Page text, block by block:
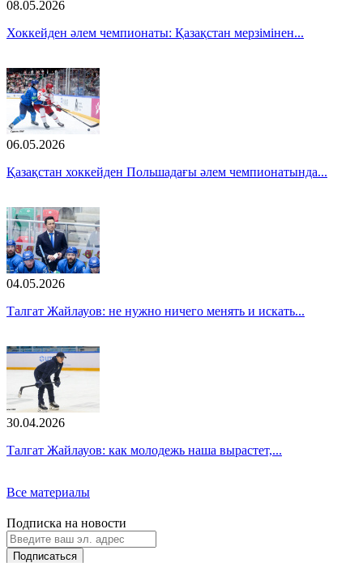
08.05.2026
Хоккейден әлем чемпионаты: Қазақстан мерзімінен...
06.05.2026
Қазақстан хоккейден Польшадағы әлем чемпионатында...
04.05.2026
Талгат Жайлауов: не нужно ничего менять и искать...
30.04.2026
Талгат Жайлауов: как молодежь наша вырастет,...
Все материалы
Подписка на новости
Подписаться